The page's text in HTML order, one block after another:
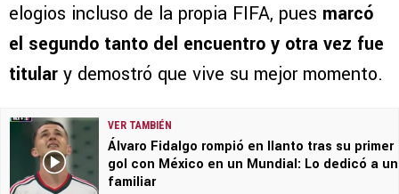
elogios incluso de la propia FIFA, pues marcó
el segundo tanto del encuentro y otra vez fue
titular y demostró que vive su mejor momento.
VER TAMBIÉN
Álvaro Fidalgo rompió en llanto tras su primer
gol con México en un Mundial: Lo dedicó a un
familiar